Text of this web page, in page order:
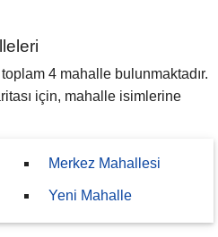
toplam 4 mahalle bulunmaktadır.
için, mahalle isimlerine
Merkez Mahallesi
Yeni Mahalle